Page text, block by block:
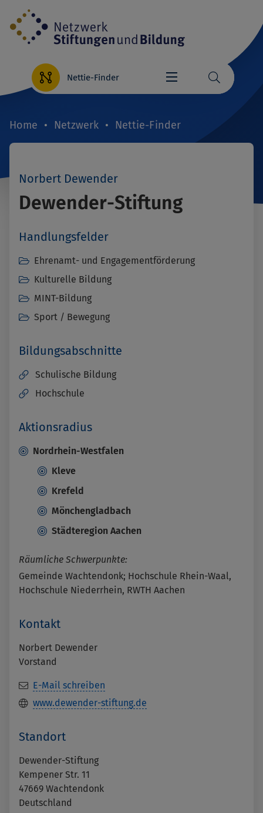
Direkt
zum
Inhalt
Nettie-Finder
Home Netzwerk Nettie-Finder
Norbert Dewender
Dewender-Stiftung
Handlungsfelder
Ehrenamt- und Engagementförderung
Kulturelle Bildung
MINT-Bildung
Sport / Bewegung
Bildungsabschnitte
Schulische Bildung
Hochschule
Aktionsradius
Nordrhein-Westfalen
Kleve
Krefeld
Mönchengladbach
Städteregion Aachen
Räumliche Schwerpunkte:
Gemeinde Wachtendonk; Hochschule Rhein-Waal,
Hochschule Niederrhein, RWTH Aachen
Kontakt
Norbert Dewender
Vorstand
E-Mail schreiben
www.dewender-stiftung.de
Standort
Dewender-Stiftung
Kempener Str. 11
47669 Wachtendonk
Deutschland